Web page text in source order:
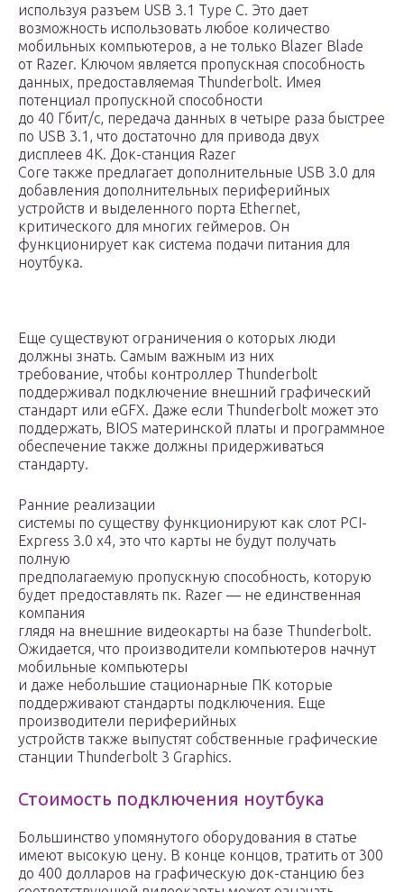
используя разъем USB 3.1 Type C. Это дает
возможность использовать любое количество
мобильных компьютеров, а не только Blazer Blade
от Razer. Ключом является пропускная способность
данных, предоставляемая Thunderbolt. Имея
потенциал пропускной способности
до 40 Гбит/с, передача данных в четыре раза быстрее
по USB 3.1, что достаточно для привода двух
дисплеев 4K. Док-станция Razer
Core также предлагает дополнительные USB 3.0 для
добавления дополнительных периферийных
устройств и выделенного порта Ethernet,
критического для многих геймеров. Он
функционирует как система подачи питания для
ноутбука.
Еще существуют ограничения о которых люди
должны знать. Самым важным из них
требование, чтобы контроллер Thunderbolt
поддерживал подключение внешний графический
стандарт или eGFX. Даже если Thunderbolt может это
поддержать, BIOS материнской платы и программное
обеспечение также должны придерживаться
стандарту.
Ранние реализации
системы по существу функционируют как слот PCI-
Express 3.0 x4, это что карты не будут получать
полную
предполагаемую пропускную способность, которую
будет предоставлять пк. Razer — не единственная
компания
глядя на внешние видеокарты на базе Thunderbolt.
Ожидается, что производители компьютеров начнут
мобильные компьютеры
и даже небольшие стационарные ПК которые
поддерживают стандарты подключения. Еще
производители периферийных
устройств также выпустят собственные графические
станции Thunderbolt 3 Graphics.
Стоимость подключения ноутбука
Большинство упомянутого оборудования в статье
имеют высокую цену. В конце концов, тратить от 300
до 400 долларов на графическую док-станцию ​​без